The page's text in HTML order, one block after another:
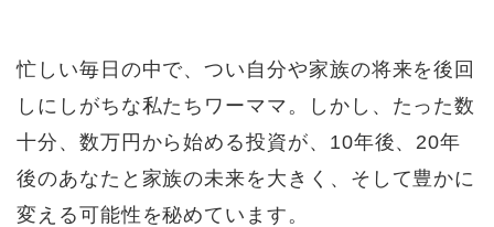
忙しい毎日の中で、つい自分や家族の将来を後回
しにしがちな私たちワーママ。しかし、たった数
十分、数万円から始める投資が、10年後、20年
後のあなたと家族の未来を大きく、そして豊かに
変える可能性を秘めています。